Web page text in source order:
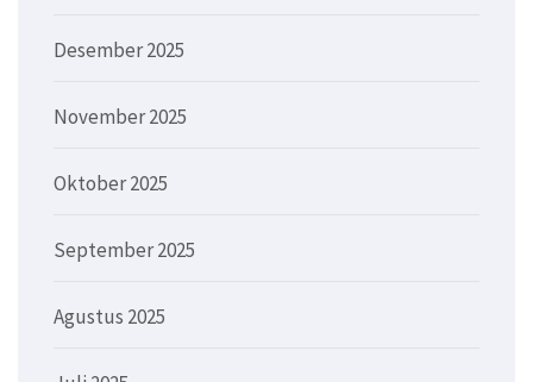
Desember 2025
November 2025
Oktober 2025
September 2025
Agustus 2025